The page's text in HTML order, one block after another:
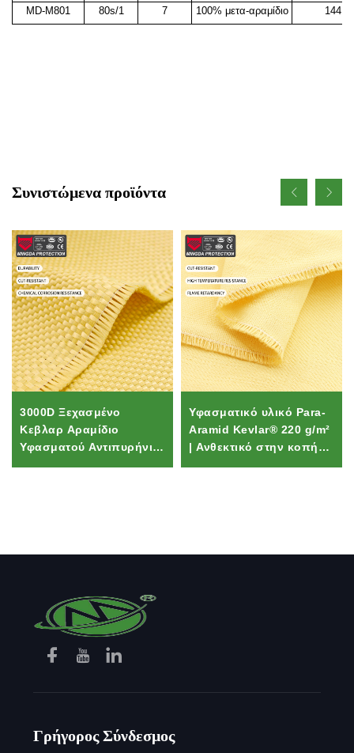
MD-M801
80s/1 7 100% μετα-αραμίδιο 144
Συνιστώμενα προϊόντα
3000D Ξεχασμένο
Κεβλαρ Αραμίδιο
Υφασματού Αντιπυρήνιο
Υφασματικό υλικό Para-
Aramid Kevlar® 220 g/m²
| Ανθεκτικό στην κοπή
Γρήγορος Σύνδεσμος